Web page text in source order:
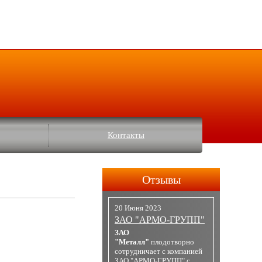
Контакты
Отзывы
20 Июня 2023
ЗАО "АРМО-ГРУПП"
ЗАО
"Металл" плодотворно
сотрудничает с компанией